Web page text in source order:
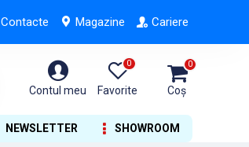
Contacte Magazine Cariere
Contul meu Favorite
0
Coș
0
NEWSLETTER SHOWROOM